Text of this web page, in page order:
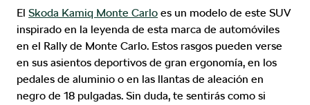
El Skoda Kamiq Monte Carlo es un modelo de este SUV
inspirado en la leyenda de esta marca de automóviles
en el Rally de Monte Carlo. Estos rasgos pueden verse
en sus asientos deportivos de gran ergonomía, en los
pedales de aluminio o en las llantas de aleación en
negro de 18 pulgadas. Sin duda, te sentirás como si